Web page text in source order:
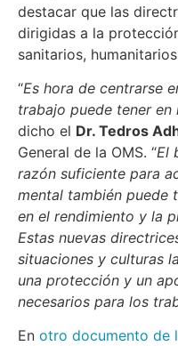
destacar que las
dirigidas a la
sanitarios,
“Es hora de centrarse
trabajo puede tener en
dicho el Dr. Tedros
General de la OMS. “El
razón suficiente para
mental también puede
en el rendimiento y la
Estas nuevas
situaciones y culturas
una protección y un
necesarios para los
En otro documento de